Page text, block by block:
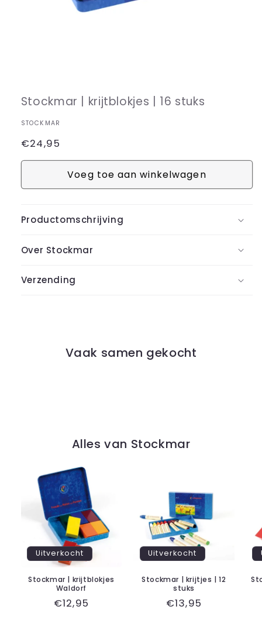
modaal
Stockmar | krijtblokjes | 16 stuks
STOCKMAR
Normale
prijs
€24,95
Voeg toe aan winkelwagen
Productomschrijving
Over Stockmar
Verzending
Vaak samen gekocht
Alles van Stockmar
Uitverkocht
Stockmar | krijtblokjes
Waldorf
Normale
€12,95
Uitverkocht
Stockmar | krijtjes | 12
stuks
Normale
€13,95